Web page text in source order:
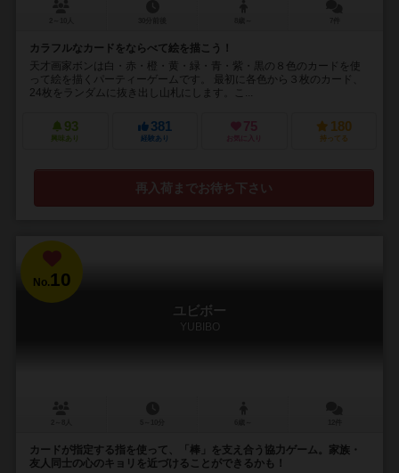
カラフルなカードをならべて絵を描こう！
天才画家ボンは白・赤・橙・黄・緑・青・紫・黒の８色のカードを使
って絵を描くパーティーゲームです。 最初に各色から３枚のカード、
24枚をランダムに抜き出し山札にします。こ...
93
興味あり
381
経験あり
75
お気に入り
180
持ってる
再入荷までお待ち下さい
No. 10
ユビボー
YUBIBO
カードが指定する指を使って、「棒」を支え合う協力ゲーム。家族・
友人同士の心のキョリを近づけることができるかも！